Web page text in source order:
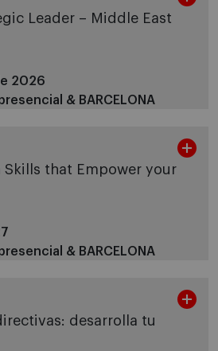
Leader – Middle East
2026
& BARCELONA
that Empower your
& BARCELONA
desarrolla tu